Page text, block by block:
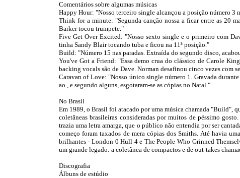
Comentários sobre algumas músicas
Happy Hour: "Nosso terceiro single alcançou a posição número 3
Think for a minute: "Segunda canção nossa a ficar entre as 20
Barker tocou trumpete."
Five Get Over Excited: "Nosso sexto single e o primeiro com
tinha Sandy Blair tocando tuba e ficou na 11ª posição."
Build: "Número 15 nas paradas. Extraída do segundo disco,
You've Got a Friend: "Essa demo crua do clássico de Carole
backing vocals são de Dave. Norman desafinou cinco vezes com
Caravan of Love: "Nosso único single número 1. Gravada
ao , e segundo alguns, esgotaram-se as cópias no Natal."
No Brasil
Em 1989, o Brasil foi atacado por uma música chamada "Build",
coletâneas brasileiras consideradas por muitos de péssimo
trazia uma letra amarga, que o público não entendia por ser
começo foram taxados de mera cópias dos Smiths. Até havia
brilhantes - London 0 Hull 4 e The People Who Grinned
um grande legado: a coletânea de compactos e de out-takes
Discografia
Álbuns de estúdio